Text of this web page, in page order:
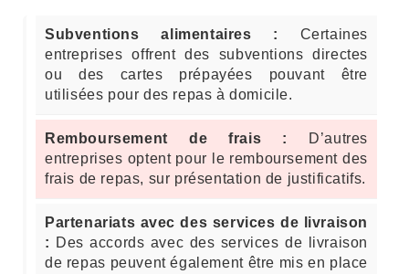
Subventions alimentaires :
Certaines
entreprises offrent des subventions directes
ou des cartes prépayées pouvant être
utilisées pour des repas à domicile.
Remboursement de frais :
D’autres
entreprises optent pour le remboursement des
frais de repas, sur présentation de justificatifs.
Partenariats avec des services de livraison
: Des accords avec des services de livraison
de repas peuvent également être mis en place